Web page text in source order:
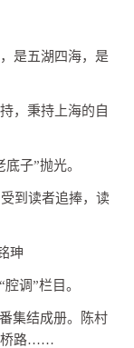
是五湖四海，是
，秉持上海的自
子”抛光。
到读者追捧，读
珅
调”栏目。
集结成册。陈村
桥路……